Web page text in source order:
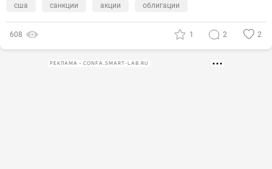
сша санкции акции облигации
608 1 2 2
РЕКЛАМА • CONFA.SMART-LAB.RU